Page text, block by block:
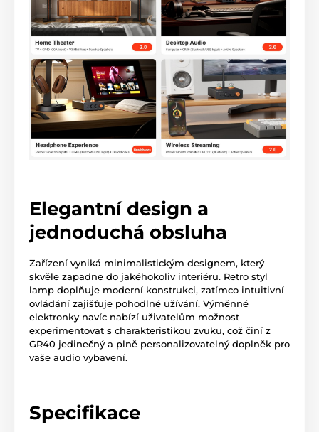
Elegantní design a
jednoduchá obsluha
Zařízení vyniká minimalistickým designem, který
skvěle zapadne do jakéhokoliv interiéru. Retro styl
lamp doplňuje moderní konstrukci, zatímco intuitivní
ovládání zajišťuje pohodlné užívání. Výměnné
elektronky navíc nabízí uživatelům možnost
experimentovat s charakteristikou zvuku, což činí z
GR40 jedinečný a plně personalizovatelný doplněk pro
vaše audio vybavení.
Specifikace